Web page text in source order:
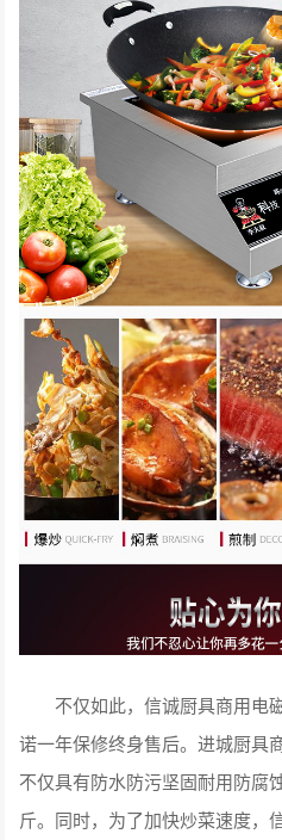
不仅如此，信诚厨具商用电
诺一年保修终身售后。进城厨具
不仅具有防水防污坚固耐用防腐
斤。同时，为了加快炒菜速度，